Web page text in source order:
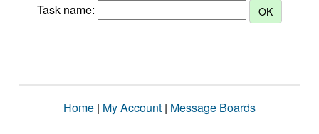
Task name:
Home | My Account | Message Boards